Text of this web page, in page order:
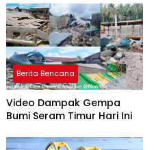
DAS
Berita Bencana
Video Dampak Gempa
Bumi Seram Timur Hari Ini